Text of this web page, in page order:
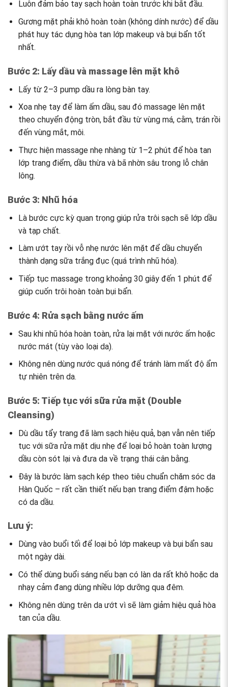
Luôn đảm bảo tay sạch hoàn toàn trước khi bắt đầu.
Gương mặt phải khô hoàn toàn (không dính nước) để dầu
phát huy tác dụng hòa tan lớp makeup và bụi bẩn tốt
nhất.
Bước 2: Lấy dầu và massage lên mặt khô
Lấy từ 2–3 pump dầu ra lòng bàn tay.
Xoa nhẹ tay để làm ấm dầu, sau đó massage lên mặt
theo chuyển động tròn, bắt đầu từ vùng má, cằm, trán rồi
đến vùng mắt, môi.
Thực hiện massage nhẹ nhàng từ 1–2 phút để hòa tan
lớp trang điểm, dầu thừa và bã nhờn sâu trong lỗ chân
lông.
Bước 3: Nhũ hóa
Là bước cực kỳ quan trọng giúp rửa trôi sạch sẽ lớp dầu
và tạp chất.
Làm ướt tay rồi vỗ nhẹ nước lên mặt để dầu chuyển
thành dạng sữa trắng đục (quá trình nhũ hóa).
Tiếp tục massage trong khoảng 30 giây đến 1 phút để
giúp cuốn trôi hoàn toàn bụi bẩn.
Bước 4: Rửa sạch bằng nước ấm
Sau khi nhũ hóa hoàn toàn, rửa lại mặt với nước ấm hoặc
nước mát (tùy vào loại da).
Không nên dùng nước quá nóng để tránh làm mất độ ẩm
tự nhiên trên da.
Bước 5: Tiếp tục với sữa rửa mặt (Double
Cleansing)
Dù dầu tẩy trang đã làm sạch hiệu quả, bạn vẫn nên tiếp
tục với sữa rửa mặt dịu nhẹ để loại bỏ hoàn toàn lượng
dầu còn sót lại và đưa da về trạng thái cân bằng.
Đây là bước làm sạch kép theo tiêu chuẩn chăm sóc da
Hàn Quốc – rất cần thiết nếu bạn trang điểm đậm hoặc
có da dầu.
Lưu ý:
Dùng vào buổi tối để loại bỏ lớp makeup và bụi bẩn sau
một ngày dài.
Có thể dùng buổi sáng nếu bạn có làn da rất khô hoặc da
nhạy cảm đang dùng nhiều lớp dưỡng qua đêm.
Không nên dùng trên da ướt vì sẽ làm giảm hiệu quả hòa
tan của dầu.